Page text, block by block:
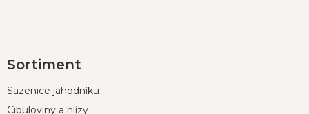
á
a
Sortiment
Sazenice jahodníku
Cibuloviny a hlízy